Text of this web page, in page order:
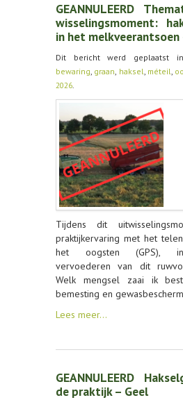
AGENDA
CONTACT
GEANNULEERD
wis­se­lings­mo­ment:
in het melk­vee­r­ant­soen
Dit bericht werd geplaatst
bewaring, graan, haksel, méteil,
2026.
Tijdens dit
praktijkervaring met het
het oogsten (GPS),
vervoederen van dit
Welk mengsel zaai ik
bemesting en
Lees meer…
GEANNULEERD
de praktijk – Geel